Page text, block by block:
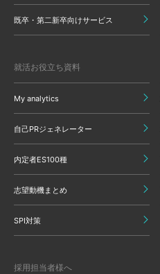
既卒・第二新卒向けサービス
就活お役立ち資料
My analytics
自己PRジェネレーター
内定者ES100種
志望動機まとめ
SPI対策
採用担当者様へ